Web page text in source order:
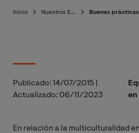
Inicio Nuestros Expertos Buenas
Publicado: 14/07/2015
Actualizado: 06/11/2023
en
En relación a la multiculturalidad